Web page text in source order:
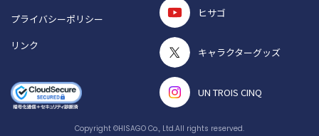
ヒサゴ
キャラクターグッズ
UN TROIS CINQ
プライバシーポリシー
リンク
Copyright ©HISAGO Co., Ltd.All rights reserved.